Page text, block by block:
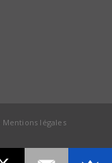
Mentions légales